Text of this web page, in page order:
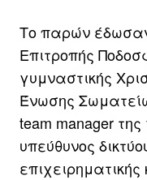
Το παρών έδωσαν
Επιτροπής
γυμναστικής
Ένωσης
team manager
υπεύθυνος
επιχειρηματικής